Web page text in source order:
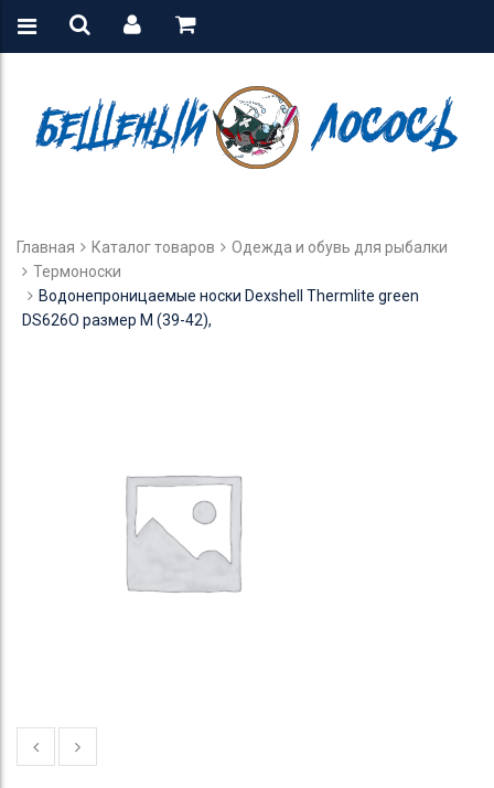
Главная Каталог товаров
Одежда и обувь для рыбалки
Термоноски
Водонепроницаемые носки Dexshell Thermlite green
DS626O размер M (39-42),